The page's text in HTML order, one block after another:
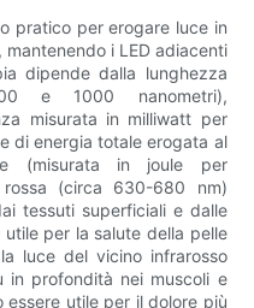
pratico per erogare luce in
i LED adiacenti
dipende dalla lunghezza
e 1000 nanometri),
misurata in milliwatt per
di energia totale erogata al
(misurata in joule per
(circa 630-680 nm)
tessuti superficiali e dalle
per la salute della pelle
luce del vicino infrarosso
profondità nei muscoli e
utile per il dolore più